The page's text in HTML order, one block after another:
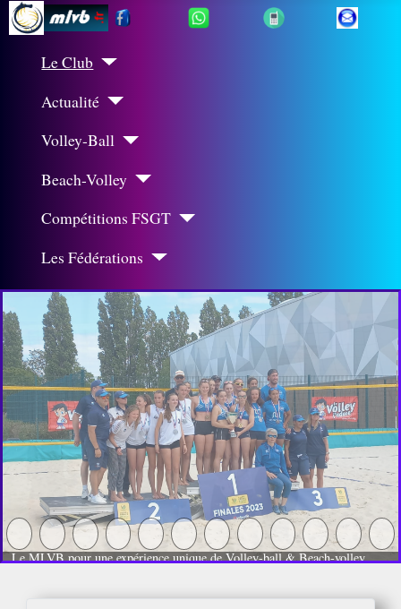
Le Club
Actualité
Volley-Ball
Beach-Volley
Compétitions FSGT
Les Fédérations
Le MLVB pour une expérience unique de Volley-ball & Beach-volley